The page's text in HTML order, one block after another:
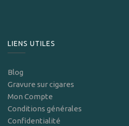
LIENS UTILES
Blog
Gravure sur cigares
Mon Compte
Conditions générales
Confidentialité